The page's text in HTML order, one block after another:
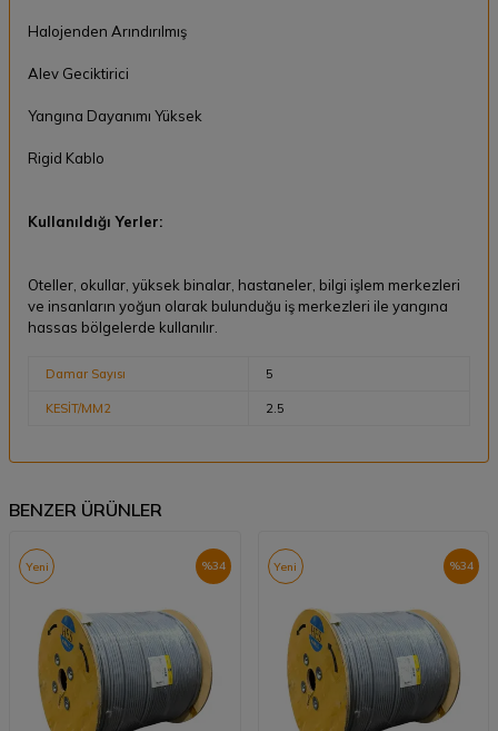
Halojenden Arındırılmış
Alev Geciktirici
Yangına Dayanımı Yüksek
Rigid Kablo
Kullanıldığı Yerler:
Oteller, okullar, yüksek binalar, hastaneler, bilgi işlem merkezleri
ve insanların yoğun olarak bulunduğu iş merkezleri ile yangına
hassas bölgelerde kullanılır.
Damar Sayısı 5
KESİT/MM2 2.5
BENZER ÜRÜNLER
%34
Yeni %34
Yeni